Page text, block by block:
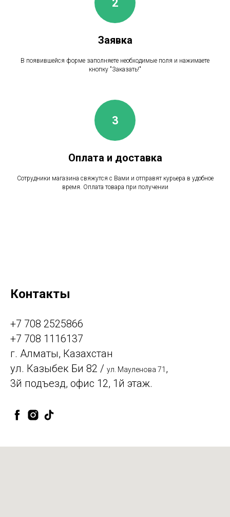
Заявка
В появившейся форме заполняете необходимые поля и нажимаете
кнопку "Заказать!"
Оплата и доставка
Сотрудники магазина свяжутся с Вами и отправят курьера в удобное
время. Оплата товара при получении
Контакты
+7 708 2525866
+7 708 1116137
г. Алматы, Казахстан
ул. Казыбек Би 82 / ул. Мауленова 71 ,
3й подъезд, офис 12, 1й этаж.